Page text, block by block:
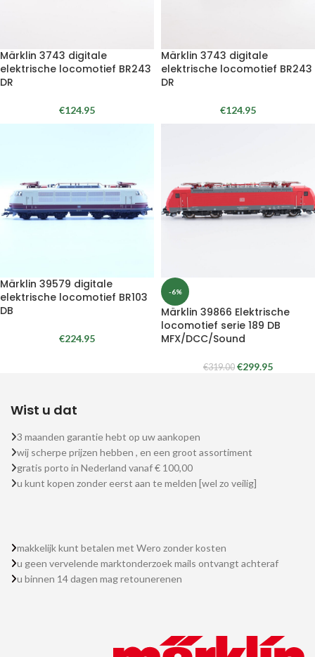
Märklin 3743 digitale
elektrische locomotief BR243
DR
€124.95
Märklin 3743 digitale
elektrische locomotief BR243
DR
€124.95
Märklin 39579 digitale
elektrische locomotief BR103
DB
€224.95
-6%
Märklin 39866 Elektrische
locomotief serie 189 DB
MFX/DCC/Sound
€319.00 €299.95
Wist u dat
3 maanden garantie hebt op uw aankopen
wij scherpe prijzen hebben , en een groot assortiment
gratis porto in Nederland vanaf € 100,00
u kunt kopen zonder eerst aan te melden [wel zo veilig]
makkelijk kunt betalen met Wero zonder kosten
u geen vervelende marktonderzoek mails ontvangt achteraf
u binnen 14 dagen mag retounerenen